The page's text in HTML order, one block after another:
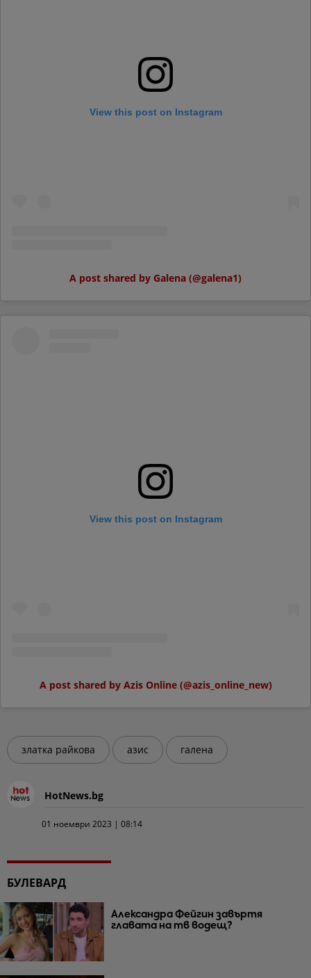
View this post on Instagram
A post shared by Galena (@galena1)
View this post on Instagram
A post shared by Azis Online (@azis_online_new)
златка райкова азис галена
HotNews.bg
01 ноември 2023 | 08:14
БУЛЕВАРД
Александра Фейгин завъртя
главата на тв водещ?